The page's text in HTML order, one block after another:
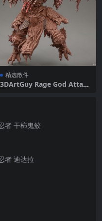
精选散件
3DArtGuy Rage God Attack
者 干柿鬼鲛
者 迪达拉